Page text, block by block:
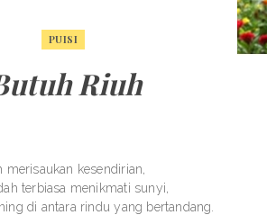
PUISI
Riuh
kesendirian,
terbiasa menikmati sunyi,
di antara rindu yang bertandang.⁣